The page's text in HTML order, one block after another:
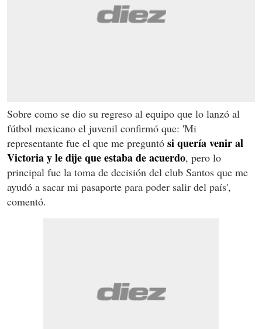
Sobre como se dio su regreso al equipo que lo lanzó al
fútbol mexicano el juvenil confirmó que: 'Mi
representante fue el que me preguntó si quería venir al
Victoria y le dije que estaba de acuerdo, pero lo
principal fue la toma de decisión del club Santos que me
ayudó a sacar mi pasaporte para poder salir del país',
comentó.